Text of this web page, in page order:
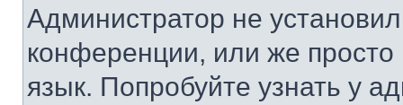
Администратор не
конференции, или же
язык. Попробуйте узнать у